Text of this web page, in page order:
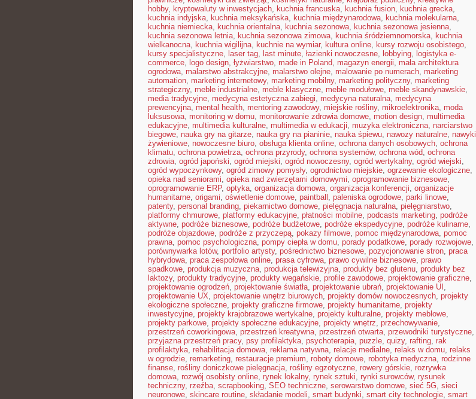
hobby, kryptowaluty w inwestycjach, kuchnia francuska, kuchnia fusion, kuchnia grecka,
kuchnia indyjska, kuchnia meksykańska, kuchnia międzynarodowa, kuchnia molekularna,
kuchnia niemiecka, kuchnia orientalna, kuchnia sezonowa, kuchnia sezonowa jesienna,
kuchnia sezonowa letnia, kuchnia sezonowa zimowa, kuchnia śródziemnomorska, kuchnia
wielkanocna, kuchnia wigilijna, kuchnie na wymiar, kultura online, kursy rozwoju osobistego,
kursy specjalistyczne, laser tag, last minute, łazienki nowoczesne, lobbying, logistyka e-
commerce, logo design, łyżwiarstwo, made in Poland, magazyn energii, mała architektura
ogrodowa, malarstwo abstrakcyjne, malarstwo olejne, malowanie po numerach, marketing
automation, marketing internetowy, marketing mobilny, marketing polityczny, marketing
strategiczny, meble industrialne, meble klasyczne, meble modułowe, meble skandynawskie,
media tradycyjne, medycyna estetyczna zabiegi, medycyna naturalna, medycyna
prewencyjna, mental health, mentoring zawodowy, miejskie rośliny, mikroelektronika, moda
luksusowa, monitoring w domu, monitorowanie zdrowia domowe, motion design, multimedia
edukacyjne, multimedia kulturalne, multimedia w edukacji, muzyka elektroniczna, narciarstwo
biegowe, nauka gry na gitarze, nauka gry na pianinie, nauka śpiewu, nawozy naturalne, nawyki
żywieniowe, nowoczesne biuro, obsługa klienta online, ochrona danych osobowych, ochrona
klimatu, ochrona powietrza, ochrona przyrody, ochrona systemów, ochrona wód, ochrona
zdrowia, ogród japoński, ogród miejski, ogród nowoczesny, ogród wertykalny, ogród wiejski,
ogród wypoczynkowy, ogród zimowy pomysły, ogrodnictwo miejskie, ogrzewanie ekologiczne,
opieka nad seniorami, opieka nad zwierzętami domowymi, oprogramowanie biznesowe,
oprogramowanie ERP, optyka, organizacja domowa, organizacja konferencji, organizacje
humanitarne, origami, oświetlenie domowe, paintball , paleniska ogrodowe, parki linowe,
patenty, personal branding, piekarnictwo domowe, pielęgnacja naturalna, pielęgniarstwo,
platformy chmurowe, platformy edukacyjne, płatności mobilne, podcasts marketing, podróże
aktywne, podróże biznesowe, podróże budżetowe, podróże ekspedycyjne, podróże kulinarne,
podróże objazdowe, podróże z przyczepą, pokazy filmowe, pomoc międzynarodowa, pomoc
prawna, pomoc psychologiczna, pompy ciepła w domu, porady podatkowe, porady rozwojowe,
porównywarka lotów, portfolio artysty, pośrednictwo biznesowe, pozycjonowanie stron, praca
hybrydowa, praca zespołowa online, prasa cyfrowa, prawo cywilne biznesowe, prawo
spadkowe, produkcja muzyczna, produkcja telewizyjna, produkty bez glutenu, produkty bez
laktozy, produkty tradycyjne, produkty wegańskie, profile zawodowe, projektowanie graficzne,
projektowanie ogrodzeń, projektowanie światła, projektowanie ubrań, projektowanie UI ,
projektowanie UX, projektowanie wnętrz biurowych, projekty domów nowoczesnych, projekty
ekologiczne społeczne, projekty graficzne firmowe, projekty humanitarne, projekty
inwestycyjne, projekty krajobrazowe wertykalne, projekty kulturalne, projekty meblowe,
projekty parkowe, projekty społeczne edukacyjne, projekty wnętrz, przechowywanie,
przestrzeń coworkingowa, przestrzeń kreatywna, przestrzeń otwarta, przewodniki turystyczne,
przyjazna przestrzeń pracy, psy profilaktyka, psychoterapia, puzzle, quizy, rafting, rak
profilaktyka, rehabilitacja domowa, reklama natywna, relacje medialne, relaks w domu, relaks
w ogrodzie, remarketing, restauracje premium, roboty domowe, robotyka medyczna, rodzinne
finanse, rośliny doniczkowe pielęgnacja, rośliny egzotyczne, rowery górskie, rozrywka
domowa, rozwój osobisty online, rynek lokalny, rynek sztuki, rynki surowców, rysunek
techniczny, rzeźba, scrapbooking, SEO techniczne, serowarstwo domowe, sieć 5G, sieci
neuronowe, skincare routine, składanie modeli, smart budynki, smart city technologie, smart